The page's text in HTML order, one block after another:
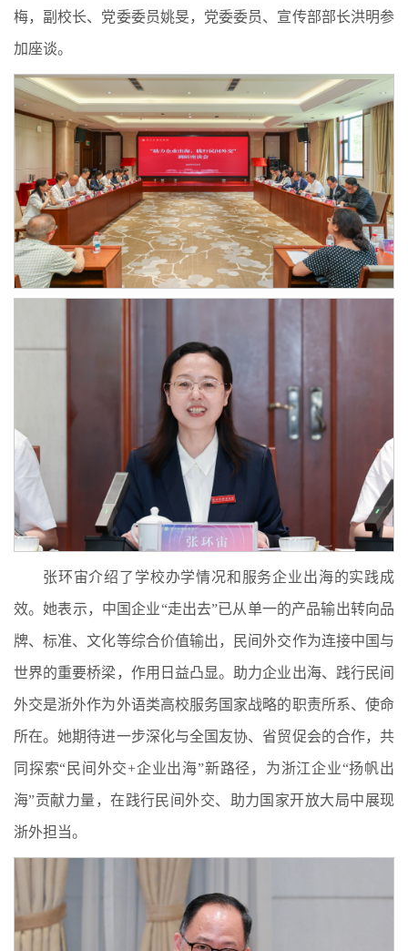
梅，副校长、党委委员姚旻，党委委员、宣传部部长洪明参
加座谈。
张环宙介绍了学校办学情况和服务企业出海的实践成
效。她表示，中国企业“走出去”已从单一的产品输出转向品
牌、标准、文化等综合价值输出，民间外交作为连接中国与
世界的重要桥梁，作用日益凸显。助力企业出海、践行民间
外交是浙外作为外语类高校服务国家战略的职责所系、使命
所在。她期待进一步深化与全国友协、省贸促会的合作，共
同探索“民间外交+企业出海”新路径，为浙江企业“扬帆出
海”贡献力量，在践行民间外交、助力国家开放大局中展现
浙外担当。